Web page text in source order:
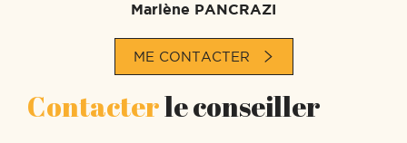
Marlène PANCRAZI
ME CONTACTER
Contacterle conseiller